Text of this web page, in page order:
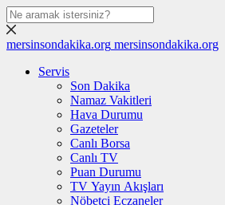
mersinsondakika.org mersinsondakika.org
Servis
Son Dakika
Namaz Vakitleri
Hava Durumu
Gazeteler
Canlı Borsa
Canlı TV
Puan Durumu
TV Yayın Akışları
Nöbetçi Eczaneler